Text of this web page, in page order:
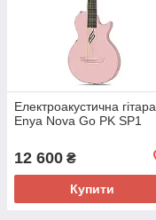
Електроакустична гітара
Enya Nova Go PK SP1
12 600 ₴
Купити